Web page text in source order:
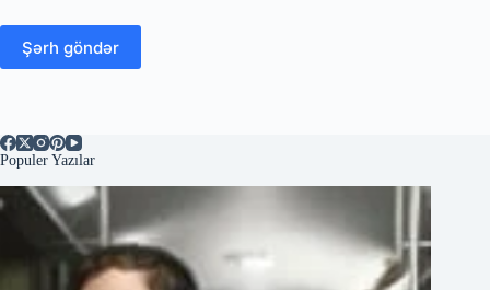
Şərh göndər
Populer Yazılar